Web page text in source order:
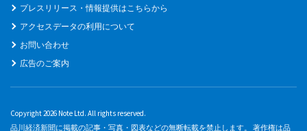
プレスリリース・情報提供はこちらから
アクセスデータの利用について
お問い合わせ
広告のご案内
Copyright 2026 Note Ltd. All rights reserved.
品川経済新聞に掲載の記事・写真・図表などの無断転載を禁止します。 著作権は品